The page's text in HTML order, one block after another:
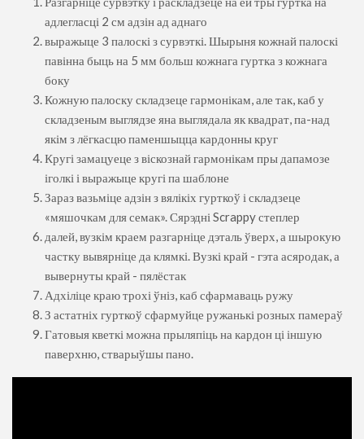
адлегласці 2 см адзін ад аднаго
выражыце 3 палоскі з сурвэткі. Шырыня кожнай палоскі
павінна быць на 5 мм больш кожнага гуртка з кожнага
боку
Кожную палоску складзеце гармонікам, але так, каб у
складзеным выглядзе яна выглядала як квадрат, па-над
якім з лёгкасцю паменшыцца кардонны круг
Кругі замацуеце з віскознай гармонікам пры дапамозе
іголкі і выражыце кругі па шаблоне
Зараз вазьміце адзін з вялікіх гурткоў і складзеце
«мяшочкам для семак». Сярэдні Scrappy степлер
далей, вузкім краем разгарніце дэталь ўверх, а шырокую
частку вывярніце да клямкі. Вузкі край - гэта асяродак, а
вывернуты край - пялёстак
Адхіліце краю трохі ўніз, каб сфармаваць ружу
З астатніх гурткоў сфармуйце ружанькі розных памераў
Гатовыя кветкі можна прыляпіць на кардон ці іншую
паверхню, стварыўшы пано.